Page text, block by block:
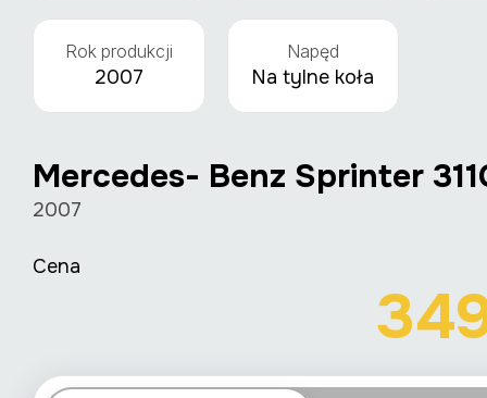
Rok produkcji
2007
Napęd
Na tylne koła
Mercedes- Benz Sprinter
2007
Cena